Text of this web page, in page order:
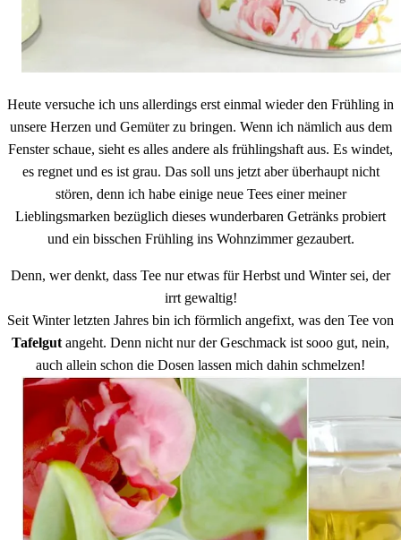
Heute versuche ich uns allerdings erst einmal wieder den Frühling in
unsere Herzen und Gemüter zu bringen. Wenn ich nämlich aus dem
Fenster schaue, sieht es alles andere als frühlingshaft aus. Es windet,
es regnet und es ist grau. Das soll uns jetzt aber überhaupt nicht
stören, denn ich habe einige neue Tees einer meiner
Lieblingsmarken bezüglich dieses wunderbaren Getränks probiert
und ein bisschen Frühling ins Wohnzimmer gezaubert.
Denn, wer denkt, dass Tee nur etwas für Herbst und Winter sei, der
irrt gewaltig!
Seit Winter letzten Jahres bin ich förmlich angefixt, was den Tee von
Tafelgut angeht. Denn nicht nur der Geschmack ist sooo gut, nein,
auch allein schon die Dosen lassen mich dahin schmelzen!